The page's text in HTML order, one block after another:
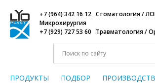
+7 (964) 342 16 12 Стоматология /
Микрохирургия
+7 (929) 727 53 60 Травматология /
ПРОДУКТЫ ПОДБОР